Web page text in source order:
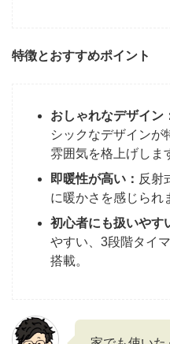
特徴とおすすめポイント
おしゃれなデザイン
シックなデザインが
雰囲気を格上げしま
即暖性が高い： 反射
に暖かさを感じられ
初心者にも扱いやす
やすい、3段階タイ
搭載。